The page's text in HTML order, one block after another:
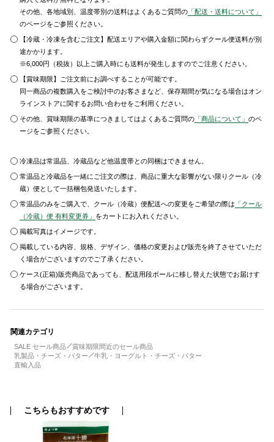
その他、各地域別、温度帯別の送料はよくあるご質問の 「配送・送料について」
のページをご参照ください。
【冷蔵・冷凍を含むご注文】配送エリアや購入金額に関わらずクール便送料が別
途かかります。
※6,000円（税抜）以上ご購入時にも送料が発生しますのでご注意ください。
【賞味期限】ご注文前にお調べすることが可能です。
同一商品の複数購入をご検討中のお客さまなど、保存期間が気になる場合はオン
ラインストアに関するお問い合わせをご利用ください。
その他、賞味期限の基準につきましてはよくあるご質問の 「商品について」のペ
ージをご参照ください。
冷凍品は常温品、冷蔵品など他温度帯との同梱はできません。
常温品と冷蔵品を一緒にご注文の際は、商品に重大な影響がない限りクール（冷
蔵）便として一括梱包発送いたします。
常温品のみをご購入で、クール（冷蔵）便配送への変更をご希望の際は 「クール
（冷蔵）便 有料変更券」 をカートにお入れください。
掲載写真はイメージです。
掲載している内容、規格、デザイン、価格の変更および販売を終了させていただ
く場合がございますのでご了承ください。
ケース(正箱)販売商品であっても、配送用段ボールに移し替えた状態でお届けす
る場合がございます。
関連カテゴリ
SALE セール商品
賞味期限間近のセール商品
乳製品・チーズ・バター
牛乳・ヨーグルト・チーズ・バター
直輸入品
こちらもおすすめです